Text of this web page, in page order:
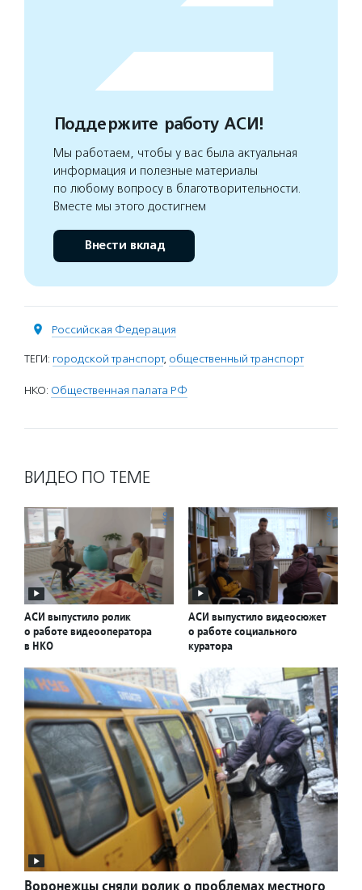
Поддержите работу АСИ!
Мы работаем, чтобы у вас была актуальная
информация и полезные материалы
по любому вопросу в благотворительности.
Вместе мы этого достигнем
Внести вклад
Российская Федерация
ТЕГИ: городской транспорт, общественный транспорт
НКО: Общественная палата РФ
ВИДЕО ПО ТЕМЕ
АСИ выпустило ролик
о работе видеооператора
в НКО
АСИ выпустило видеосюжет
о работе социального
куратора
Воронежцы сняли ролик о проблемах местного